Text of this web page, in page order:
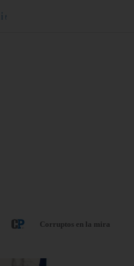
i e
Corruptos en la mira